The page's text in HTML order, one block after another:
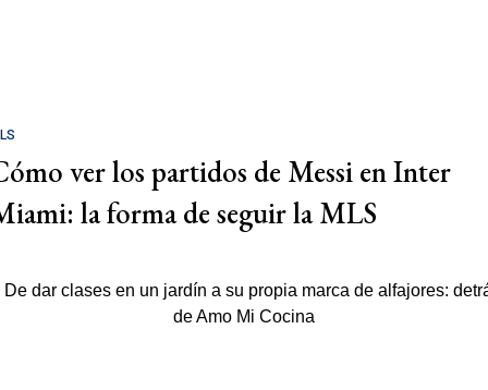
ver los partidos de Messi en Inter
la forma de seguir la MLS